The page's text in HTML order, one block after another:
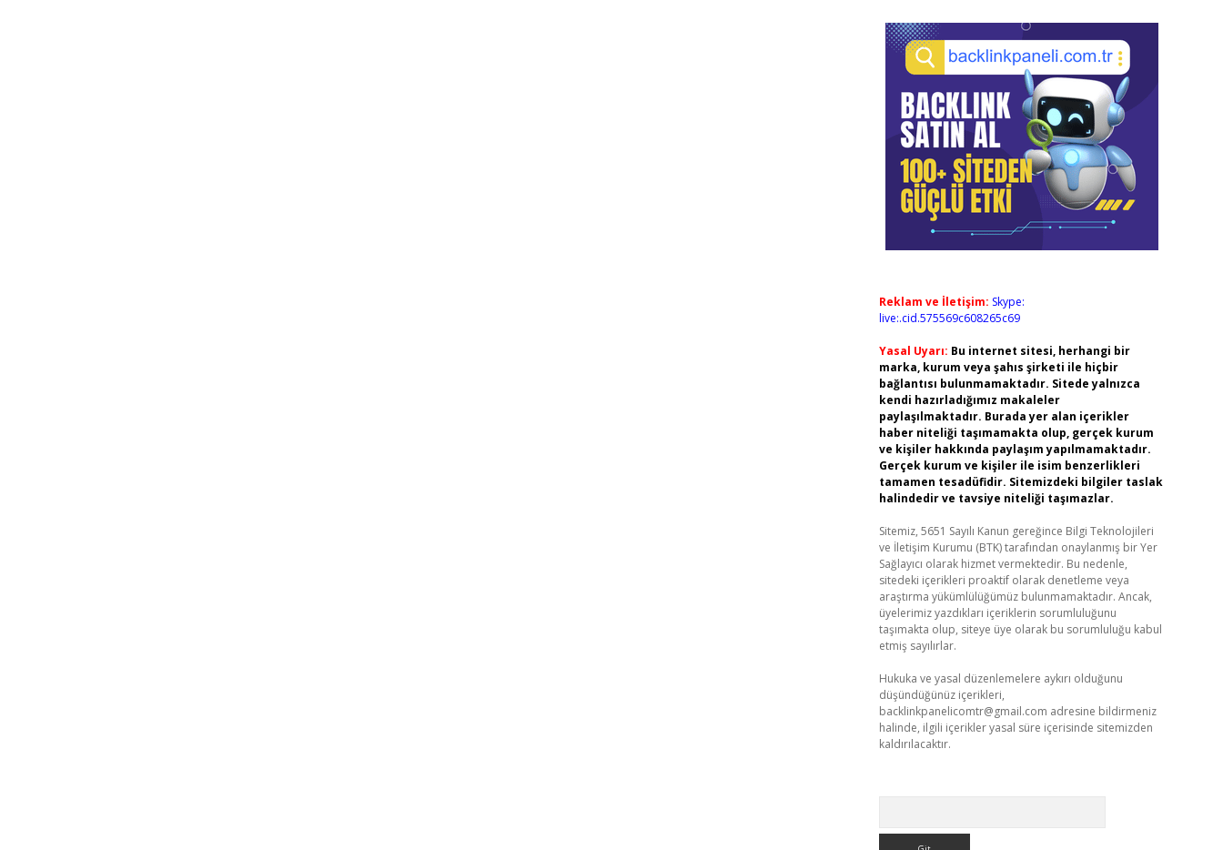
Reklam ve İletişim: Skype:
live:.cid.575569c608265c69
Yasal Uyarı: Bu internet sitesi, herhangi bir
marka, kurum veya şahıs şirketi ile hiçbir
bağlantısı bulunmamaktadır. Sitede yalnızca
kendi hazırladığımız makaleler
paylaşılmaktadır. Burada yer alan içerikler
haber niteliği taşımamakta olup, gerçek kurum
ve kişiler hakkında paylaşım yapılmamaktadır.
Gerçek kurum ve kişiler ile isim benzerlikleri
tamamen tesadüfidir. Sitemizdeki bilgiler taslak
halindedir ve tavsiye niteliği taşımazlar.
Sitemiz, 5651 Sayılı Kanun gereğince Bilgi Teknolojileri
ve İletişim Kurumu (BTK) tarafından onaylanmış bir Yer
Sağlayıcı olarak hizmet vermektedir. Bu nedenle,
sitedeki içerikleri proaktif olarak denetleme veya
araştırma yükümlülüğümüz bulunmamaktadır. Ancak,
üyelerimiz yazdıkları içeriklerin sorumluluğunu
taşımakta olup, siteye üye olarak bu sorumluluğu kabul
etmiş sayılırlar.
Hukuka ve yasal düzenlemelere aykırı olduğunu
düşündüğünüz içerikleri,
backlinkpanelicomtr@gmail.com adresine bildirmeniz
halinde, ilgili içerikler yasal süre içerisinde sitemizden
kaldırılacaktır.